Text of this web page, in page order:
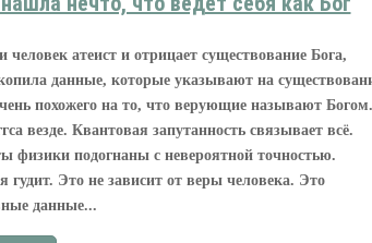
человек атеист и отрицает существование Бога,
данные, которые указывают на
похожего на то, что верующие называют Богом.
везде. Квантовая запутанность связывает всё.
физики подогнаны с невероятной точностью.
гудит. Это не зависит от веры человека. Это
данные...